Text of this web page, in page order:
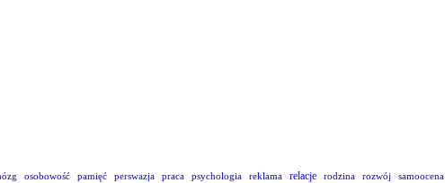
osobowość pamięć perswazja praca psychologia reklama relacje rodzina rozwój samoocena